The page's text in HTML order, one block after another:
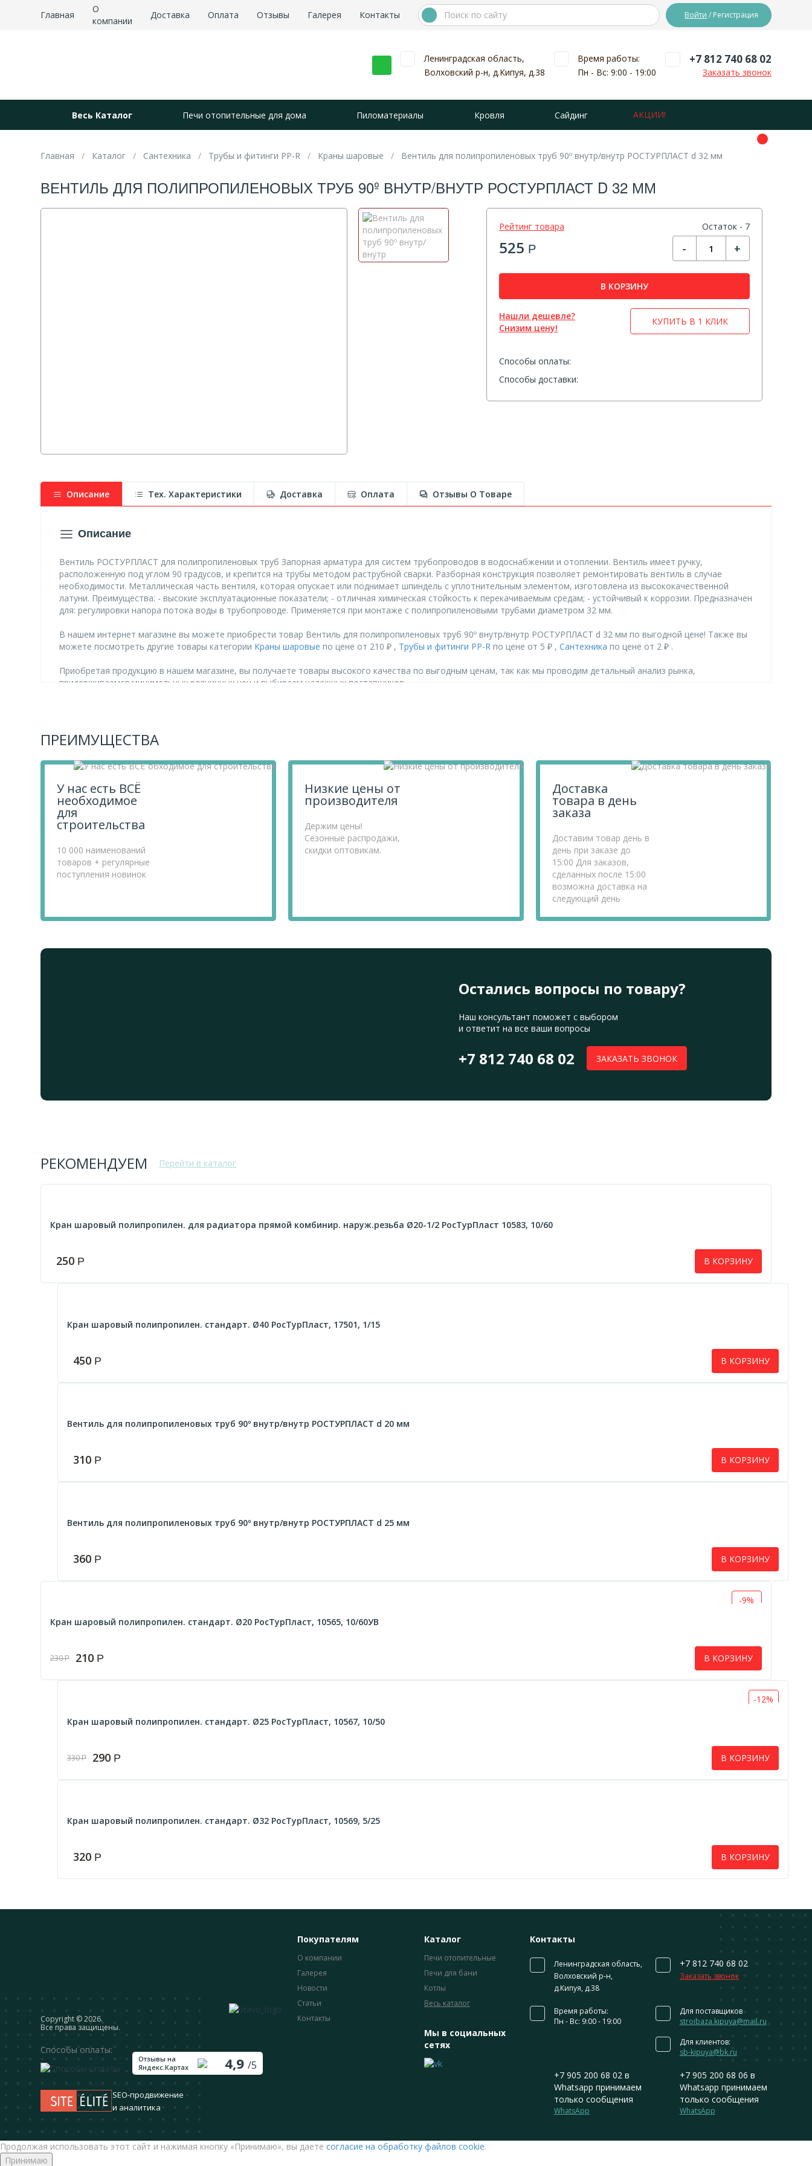
Главная
О
компании
Доставка Оплата Отзывы Галерея Контакты Войти / Регистрация
Ленинградская область,
Волховский р-н, д.Кипуя, д.38
Время работы:
Пн - Вс: 9:00 - 19:00
+7 812 740 68 02
Заказать звонок
Весь Каталог Печи отопительные для дома Пиломатериалы Кровля Сайдинг АКЦИИ!
Главная Каталог Сантехника Трубы и фитинги PP-R Краны шаровые Вентиль для полипропиленовых труб 90º внутр/внутр РОСТУРПЛАСТ d 32 мм
ВЕНТИЛЬ ДЛЯ ПОЛИПРОПИЛЕНОВЫХ ТРУБ 90º ВНУТР/ВНУТР РОСТУРПЛАСТ D 32 ММ
Рейтинг товара Остаток - 7
525 Р - +
В КОРЗИНУ
Нашли дешевле?
Снизим цену!
КУПИТЬ В 1 КЛИК
Способы оплаты:
Способы доставки:
Описание
Описание
Вентиль РОСТУРПЛАСТ для полипропиленовых труб Запорная арматура для систем трубопроводов в водоснабжении и отоплении. Вентиль имеет ручку,
расположенную под углом 90 градусов, и крепится на трубы методом раструбной сварки. Разборная конструкция позволяет ремонтировать вентиль в случае
необходимости. Металлическая часть вентиля, которая опускает или поднимает шпиндель с уплотнительным элементом, изготовлена из высококачественной
латуни. Преимущества: - высокие эксплуатационные показатели; - отличная химическая стойкость к перекачиваемым средам; - устойчивый к коррозии. Предназначен
для: регулировки напора потока воды в трубопроводе. Применяется при монтаже с полипропиленовыми трубами диаметром 32 мм.
В нашем интернет магазине вы можете приобрести товар Вентиль для полипропиленовых труб 90º внутр/внутр РОСТУРПЛАСТ d 32 мм по выгодной цене! Также вы
можете посмотреть другие товары категории Краны шаровые по цене от 210 ₽ , Трубы и фитинги PP-R по цене от 5 ₽ ,Сантехника по цене от 2 ₽ .
Приобретая продукцию в нашем магазине, вы получаете товары высокого качества по выгодным ценам, так как мы проводим детальный анализ рынка,
придерживаемся минимальных розничных цен и выбираем надежных поставщиков.
Тех. Характеристики Доставка Оплата Отзывы О Товаре
ПРЕИМУЩЕСТВА
У нас есть ВСЁ
необходимое
для
строительства
10 000 наименований
товаров + регулярные
поступления новинок
Низкие цены от
производителя
Держим цены!
Сезонные распродажи,
скидки оптовикам.
Доставка
товара в день
заказа
Доставим товар день в
день при заказе до
15:00 Для заказов,
сделанных после 15:00
возможна доставка на
следующий день
Остались вопросы по товару?
Наш консультант поможет с выбором
и ответит на все ваши вопросы
+7 812 740 68 02 ЗАКАЗАТЬ ЗВОНОК
РЕКОМЕНДУЕМ Перейти в каталог
Кран шаровый полипропилен. для радиатора прямой комбинир. наруж.резьба Ø20-1/2 РосТурПласт 10583, 10/60
250 Р В КОРЗИНУ
Кран шаровый полипропилен. стандарт. Ø40 РосТурПласт, 17501, 1/15
450 Р В КОРЗИНУ
Вентиль для полипропиленовых труб 90º внутр/внутр РОСТУРПЛАСТ d 20 мм
310 Р В КОРЗИНУ
Вентиль для полипропиленовых труб 90º внутр/внутр РОСТУРПЛАСТ d 25 мм
360 Р В КОРЗИНУ
-9%
Кран шаровый полипропилен. стандарт. Ø20 РосТурПласт, 10565, 10/60УВ
230Р 210 Р В КОРЗИНУ
-12%
Кран шаровый полипропилен. стандарт. Ø25 РосТурПласт, 10567, 10/50
330Р 290 Р В КОРЗИНУ
Кран шаровый полипропилен. стандарт. Ø32 РосТурПласт, 10569, 5/25
320 Р В КОРЗИНУ
Сopyright © 2026.
Все права защищены.
Способы оплаты:
Отзывы на
Яндекс.Картах
4,9/5
SEO-продвижение
и аналитика
Покупателям
О компании
Галерея
Новости
Статьи
Контакты
Каталог
Печи отопительные
Печи для бани
Котлы
Весь каталог
Мы в социальных
сетях
Контакты
Ленинградская область,
Волховский р-н,
д.Кипуя, д.38
+7 812 740 68 02
Заказать звонок
Время работы:
Пн - Вс: 9:00 - 19:00
Для поставщиков
stroibaza.kipuya@mail.ru
Для клиентов:
sb-kipuya@bk.ru
+7 905 200 68 02в
Whatsapp принимаем
только сообщения
WhatsApp
+7 905 200 68 06 в
Whatsapp принимаем
только сообщения
WhatsApp
Продолжая использовать этот сайт и нажимая кнопку «Принимаю», вы даете согласие на обработку файлов cookie.
Принимаю